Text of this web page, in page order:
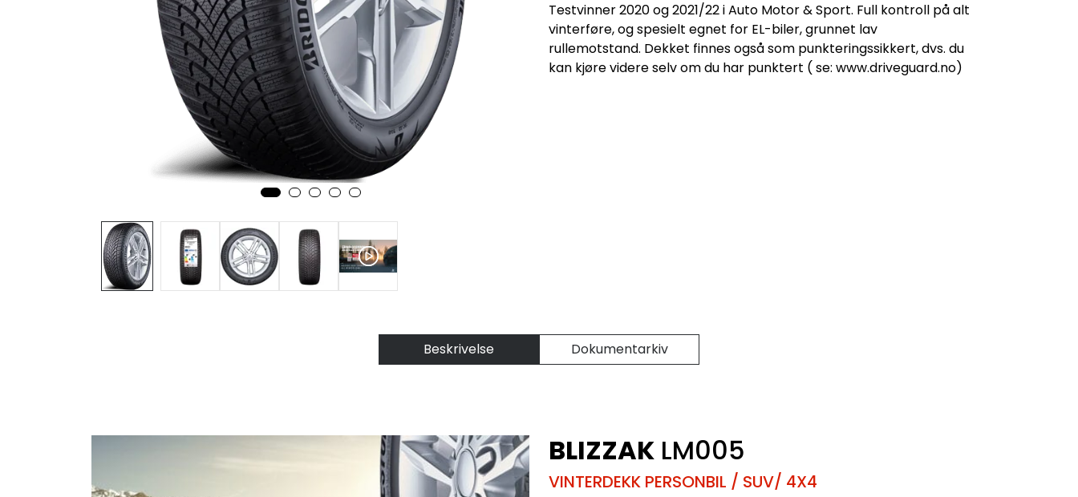
Testvinner 2020 og 2021/22 i Auto Motor & Sport. Full kontroll på alt
vinterføre, og spesielt egnet for EL-biler, grunnet lav
rullemotstand. Dekket finnes også som punkteringssikkert, dvs. du
kan kjøre videre selv om du har punktert ( se: www.driveguard.no)
Beskrivelse Dokumentarkiv
BLIZZAK LM005
VINTERDEKK PERSONBIL / SUV/ 4X4